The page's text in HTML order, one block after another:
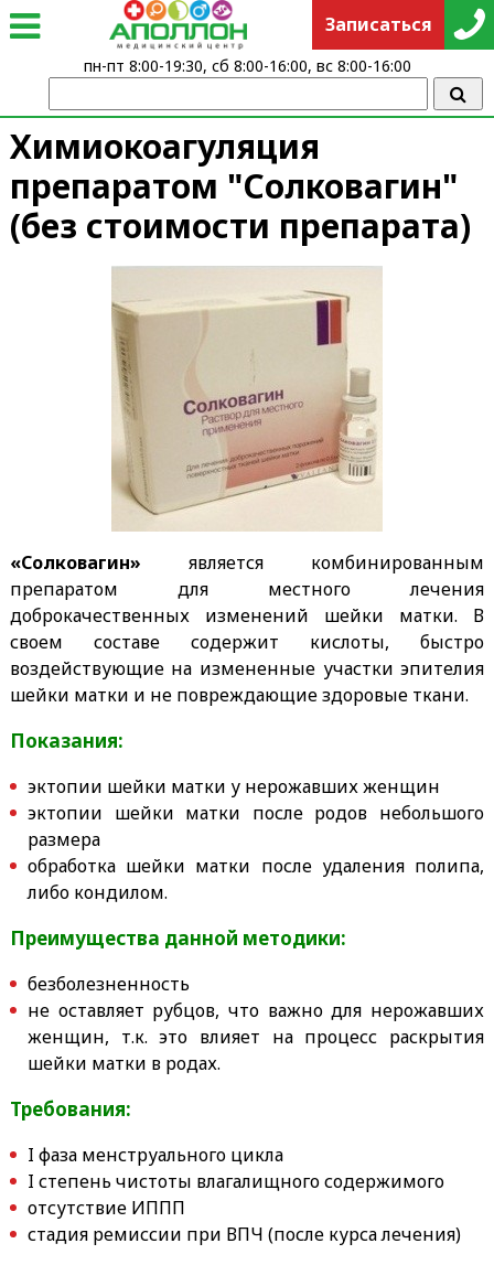
Химиокоагуляция
препаратом "Солковагин"
(без стоимости препарата)
«Солковагин» является комбинированным
препаратом для местного лечения
доброкачественных изменений шейки матки. В
своем составе содержит кислоты, быстро
воздействующие на измененные участки эпителия
шейки матки и не повреждающие здоровые ткани.
Показания:
эктопии шейки матки у нерожавших женщин
эктопии шейки матки после родов небольшого
размера
обработка шейки матки после удаления полипа,
либо кондилом.
Преимущества данной методики:
безболезненность
не оставляет рубцов, что важно для нерожавших
женщин, т.к. это влияет на процесс раскрытия
шейки матки в родах.
Требования:
I фаза менструального цикла
I степень чистоты влагалищного содержимого
отсутствие ИППП
стадия ремиссии при ВПЧ (после курса лечения)
Записаться
пн-пт 8:00-19:30, сб 8:00-16:00, вс 8:00-16:00